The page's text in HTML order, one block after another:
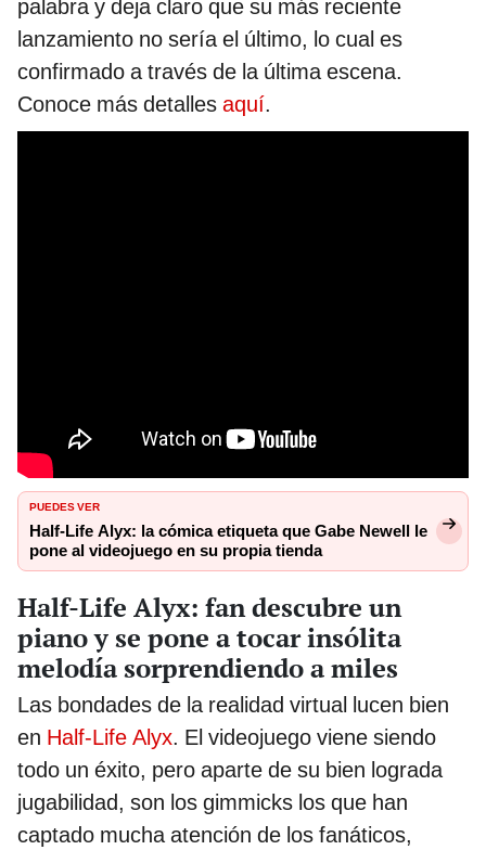
palabra y deja claro que su más reciente
lanzamiento no sería el último, lo cual es
confirmado a través de la última escena.
Conoce más detalles aquí.
PUEDES VER
Half-Life Alyx: la cómica etiqueta que Gabe Newell le
pone al videojuego en su propia tienda
Half-Life Alyx: fan descubre un
piano y se pone a tocar insólita
melodía sorprendiendo a miles
Las bondades de la realidad virtual lucen bien
en Half-Life Alyx. El videojuego viene siendo
todo un éxito, pero aparte de su bien lograda
jugabilidad, son los gimmicks los que han
captado mucha atención de los fanáticos,